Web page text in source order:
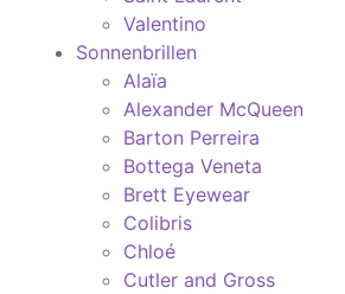
Valentino
Sonnenbrillen
Alaïa
Alexander McQueen
Barton Perreira
Bottega Veneta
Brett Eyewear
Colibris
Chloé
Cutler and Gross